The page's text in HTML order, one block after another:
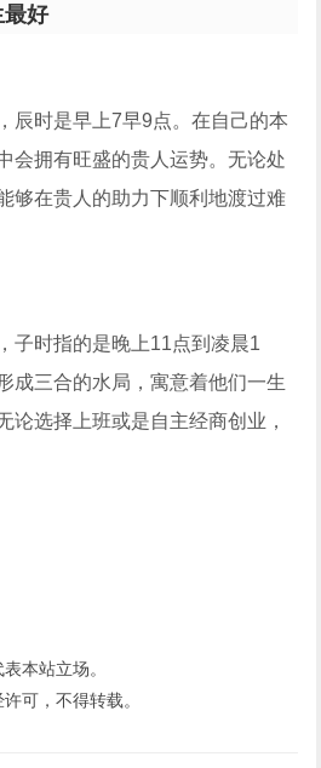
最好
辰时是早上7早9点。在自己的本
会拥有旺盛的贵人运势。无论处
够在贵人的助力下顺利地渡过难
子时指的是晚上11点到凌晨1
成三合的水局，寓意着他们一生
论选择上班或是自主经商创业，
本站立场。
可，不得转载。